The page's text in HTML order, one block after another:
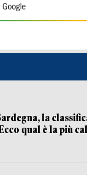
Google
la
qual è la più